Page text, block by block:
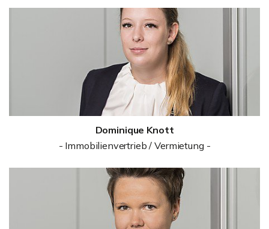
Dominique Knott
- Immobilienvertrieb / Vermietung -